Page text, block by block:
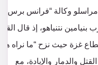
وكالة “فرانس برس”
نتنياهو، إذ قال
جنوب قطاع غزة حيث نزح “ما نراه
والدمار والإبادة، مع